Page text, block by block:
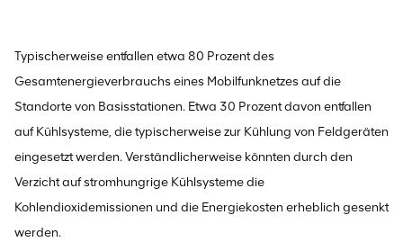
Typischerweise entfallen etwa 80 Prozent des
Gesamtenergieverbrauchs eines Mobilfunknetzes auf die
Standorte von Basisstationen. Etwa 30 Prozent davon entfallen
auf Kühlsysteme, die typischerweise zur Kühlung von Feldgeräten
eingesetzt werden. Verständlicherweise könnten durch den
Verzicht auf stromhungrige Kühlsysteme die
Kohlendioxidemissionen und die Energiekosten erheblich gesenkt
werden.